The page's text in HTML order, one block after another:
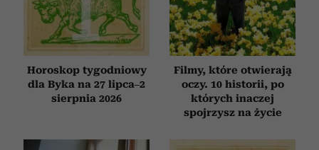
Horoskop tygodniowy
dla Byka na 27 lipca–2
sierpnia 2026
Filmy, które otwierają
oczy. 10 historii, po
których inaczej
spojrzysz na życie